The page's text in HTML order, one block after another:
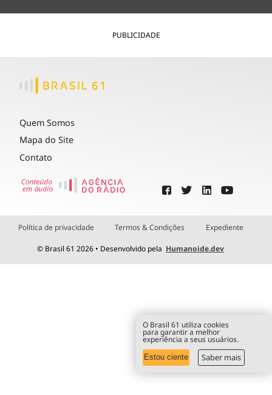
PUBLICIDADE
Quem Somos
Mapa do Site
Contato
Política de privacidade Termos & Condições Expediente
© Brasil 61 2026 • Desenvolvido pela Humanoide.dev
O Brasil 61 utiliza cookies
para garantir a melhor
experiência a seus usuários.
Estou ciente Saber mais